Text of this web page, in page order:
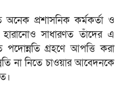
অনেক প্রশাসনিক কর্মকর্তা ও
সাধারণত তাঁদের এ
পদোন্নতি গ্রহণে আপত্তি করা
না নিতে চাওয়ার আবেদনকে